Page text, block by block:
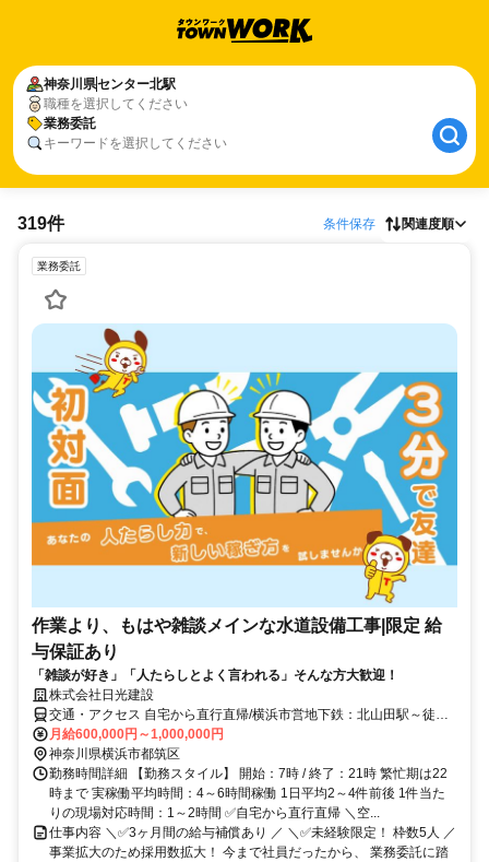
神奈川県センター北駅
職種を選択してください
業務委託
キーワードを選択してください
319件 条件保存 関連度順
業務委託
作業より、もはや雑談メインな水道設備工事|限定 給
与保証あり
「雑談が好き」「人たらしとよく言われる」そんな方大歓迎！
株式会社日光建設
交通・アクセス 自宅から直行直帰/横浜市営地下鉄：北山田駅～徒歩9
分
月給600,000円～1,000,000円
神奈川県横浜市都筑区
勤務時間詳細 【勤務スタイル】 開始：7時 / 終了：21時 繁忙期は22
時まで 実稼働平均時間：4～6時間稼働 1日平均2～4件前後 1件当た
りの現場対応時間：1～2時間 ✅自宅から直行直帰 ＼空...
仕事内容 ＼✅3ヶ月間の給与補償あり ／ ＼✅未経験限定！ 枠数5人 ／
事業拡大のため採用数拡大！ 今まで社員だったから、 業務委託に踏